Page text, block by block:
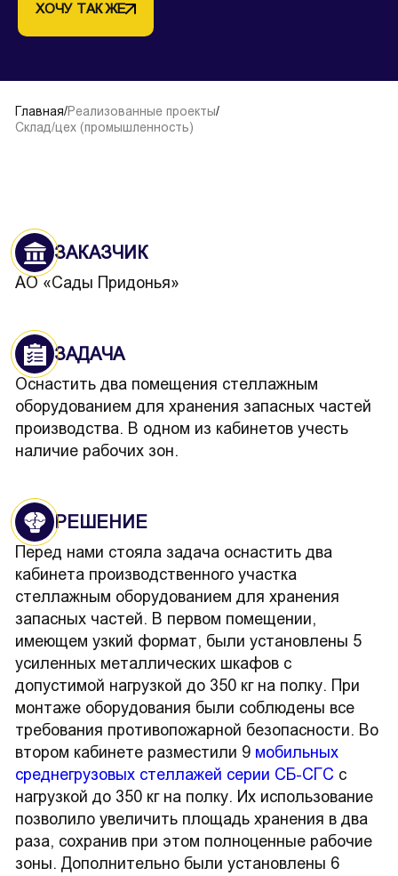
ХОЧУ ТАК ЖЕ
Главная/Реализованные проекты/
Склад/цех (промышленность)
ЗАКАЗЧИК
АО «Сады Придонья»
ЗАДАЧА
Оснастить два помещения стеллажным
оборудованием для хранения запасных частей
производства. В одном из кабинетов учесть
наличие рабочих зон.
РЕШЕНИЕ
Перед нами стояла задача оснастить два
кабинета производственного участка
стеллажным оборудованием для хранения
запасных частей. В первом помещении,
имеющем узкий формат, были установлены 5
усиленных металлических шкафов с
допустимой нагрузкой до 350 кг на полку. При
монтаже оборудования были соблюдены все
требования противопожарной безопасности. Во
втором кабинете разместили 9 мобильных
среднегрузовых стеллажей серии СБ-СГС с
нагрузкой до 350 кг на полку. Их использование
позволило увеличить площадь хранения в два
раза, сохранив при этом полноценные рабочие
зоны. Дополнительно были установлены 6